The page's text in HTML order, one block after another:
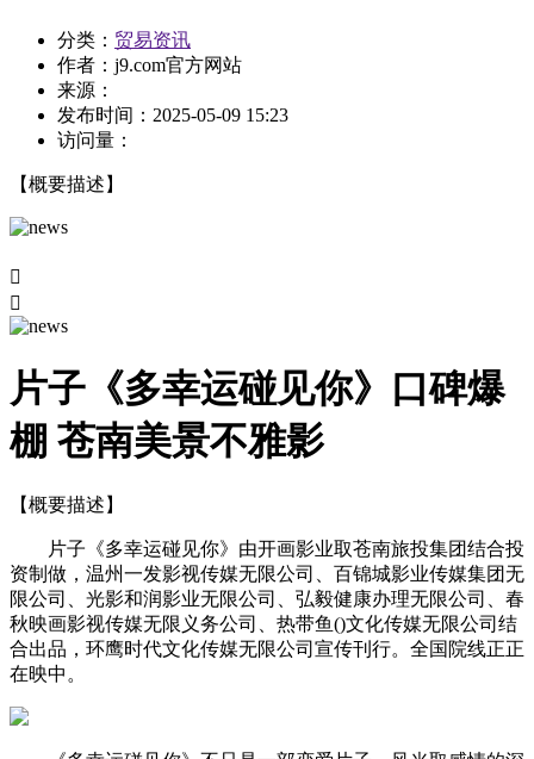
分类： 贸易资讯
作者： j9.com官方网站
来源：
发布时间： 2025-05-09 15:23
访问量：
【概要描述】


片子《多幸运碰见你》口碑爆
棚 苍南美景不雅影
【概要描述】
片子《多幸运碰见你》由开画影业取苍南旅投集团结合投
资制做，温州一发影视传媒无限公司、百锦城影业传媒集团无
限公司、光影和润影业无限公司、弘毅健康办理无限公司、春
秋映画影视传媒无限义务公司、热带鱼()文化传媒无限公司结
合出品，环鹰时代文化传媒无限公司宣传刊行。全国院线正正
在映中。